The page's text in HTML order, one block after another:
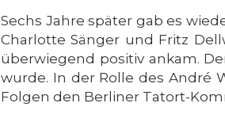
Sechs Jahre später gab es
Charlotte Sänger und Fritz
überwiegend positiv ankam.
wurde. In der Rolle des André
Folgen den Berliner Tatort-